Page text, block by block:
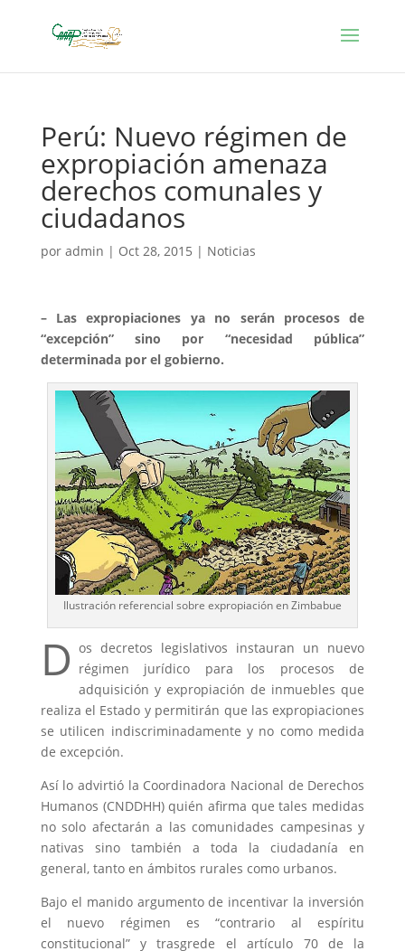
Perú: Nuevo régimen de
expropiación amenaza
derechos comunales y
ciudadanos
por admin | Oct 28, 2015 | Noticias
– Las expropiaciones ya no serán procesos de
“excepción” sino por “necesidad pública”
determinada por el gobierno.
Ilustración referencial sobre expropiación en Zimbabue
D os decretos legislativos instauran un nuevo
régimen jurídico para los procesos de
adquisición y expropiación de inmuebles que
realiza el Estado y permitirán que las expropiaciones
se utilicen indiscriminadamente y no como medida
de excepción.
Así lo advirtió la Coordinadora Nacional de Derechos
Humanos (CNDDHH) quién afirma que tales medidas
no solo afectarán a las comunidades campesinas y
nativas sino también a toda la ciudadanía en
general, tanto en ámbitos rurales como urbanos.
Bajo el manido argumento de incentivar la inversión
el nuevo régimen es “contrario al espíritu
constitucional” y trasgrede el artículo 70 de la